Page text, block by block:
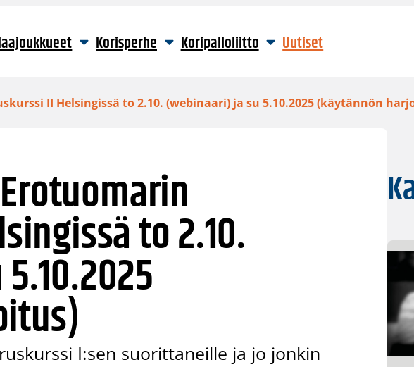
Korisperhe Koripalloliitto Uutiset
II Helsingissä to 2.10. (webinaari) ja su 5.10.2025 (käytännön
Erotuomarin
to 2.10.
I:sen suorittaneille ja jo jonkin